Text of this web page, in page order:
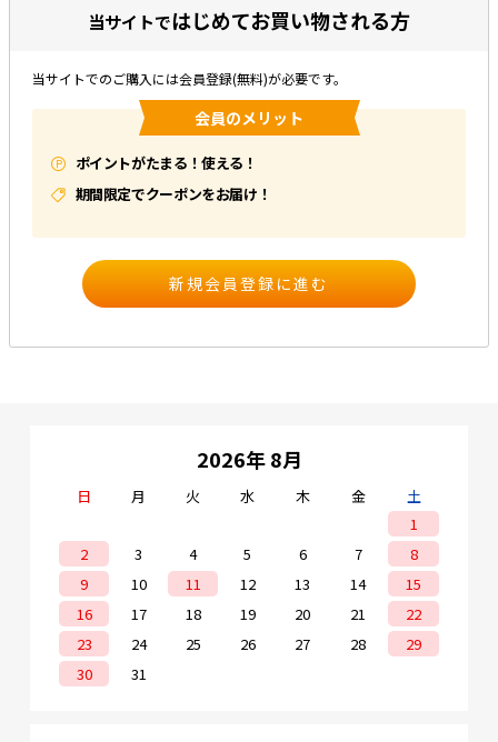
その他
e431オリジナル
暑さ対策
販売終了品
当サイトではじめてお買い物される方
当サイトでのご購入には会員登録(無料)が必要です。
会員のメリット
ポイントがたまる！使える！
期間限定でクーポンをお届け！
2026年 8月
日 月 火 水 木 金
土
1
2
3 4 5 6 7
8
9
10 11 12 13 14
15
16
17 18 19 20 21
22
23
24 25 26 27 28
29
30
31